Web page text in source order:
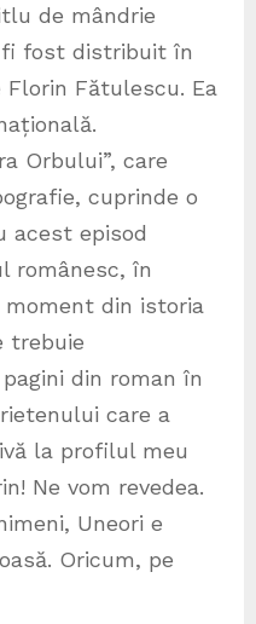
de mândrie
fost distribuit în
Fătulescu. Ea
Orbului”, care
cuprinde o
acest episod
românesc, în
din istoria
trebuie
din roman în
care a
la profilul meu
Ne vom revedea.
Uneori e
Oricum, pe